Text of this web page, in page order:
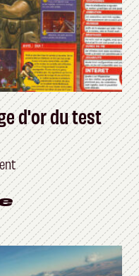
d'or du test